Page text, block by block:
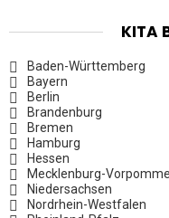
KITA
Baden-Württemberg
Bayern
Berlin
Brandenburg
Bremen
Hamburg
Hessen
Mecklenburg-
Niedersachsen
Nordrhein-Westfalen